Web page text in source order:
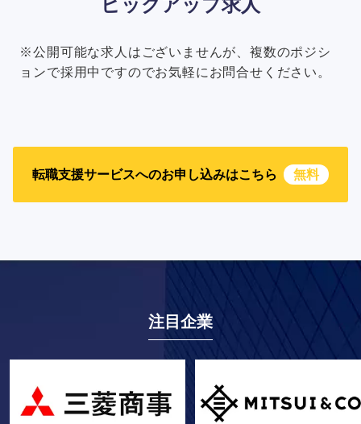
ピックアップ求人
※公開可能な求人はございませんが、複数のポジシ
ョンで採用中ですのでお気軽にお問合せください。
転職支援サービスへのお申し込みはこちら 無料
注目企業